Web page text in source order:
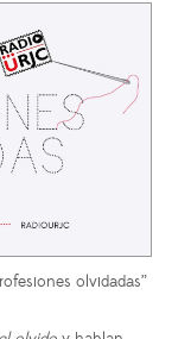
olvidadas”